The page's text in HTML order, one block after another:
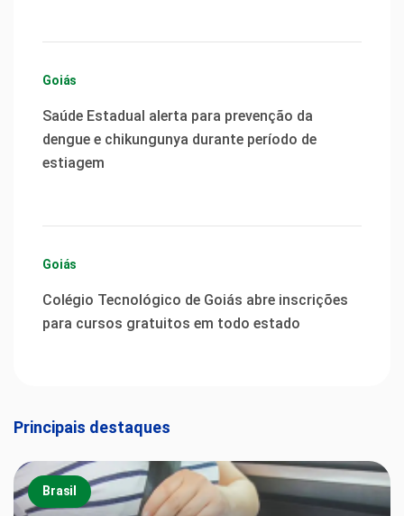
Goiás
Saúde Estadual alerta para prevenção da
dengue e chikungunya durante período de
estiagem
Goiás
Colégio Tecnológico de Goiás abre inscrições
para cursos gratuitos em todo estado
Principais destaques
Brasil